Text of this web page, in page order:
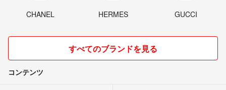
CHANEL HERMES GUCCI
すべてのブランドを見る
コンテンツ